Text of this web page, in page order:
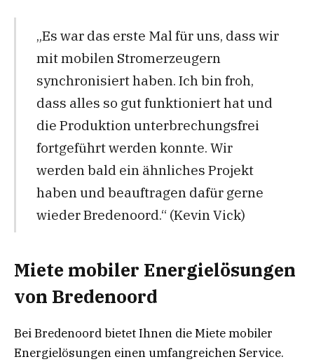
„Es war das erste Mal für uns, dass wir
mit mobilen Stromerzeugern
synchronisiert haben. Ich bin froh,
dass alles so gut funktioniert hat und
die Produktion unterbrechungsfrei
fortgeführt werden konnte. Wir
werden bald ein ähnliches Projekt
haben und beauftragen dafür gerne
wieder Bredenoord.“ (Kevin Vick)
Miete mobiler Energielösungen
von Bredenoord
Bei Bredenoord bietet Ihnen die Miete mobiler
Energielösungen einen umfangreichen Service.